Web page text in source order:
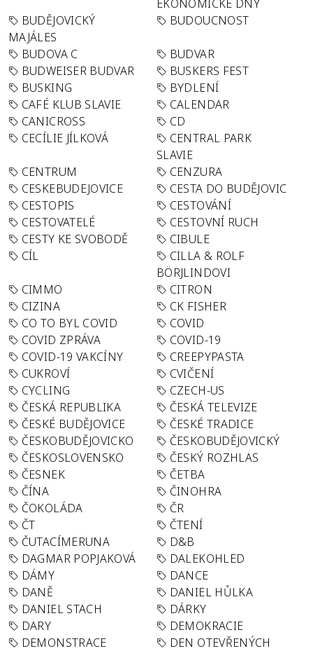
EKONOMICKÉ DNY
BUDĚJOVICKÝ
MAJÁLES
BUDOUCNOST
BUDOVA C
BUDVAR
BUDWEISER BUDVAR
BUSKERS FEST
BUSKING
BYDLENÍ
CAFÉ KLUB SLAVIE
CALENDAR
CANICROSS
CD
CECÍLIE JÍLKOVÁ
CENTRAL PARK
SLAVIE
CENTRUM
CENZURA
CESKEBUDEJOVICE
CESTA DO BUDĚJOVIC
CESTOPIS
CESTOVÁNÍ
CESTOVATELÉ
CESTOVNÍ RUCH
CESTY KE SVOBODĚ
CIBULE
CÍL
CILLA & ROLF
BÖRJLINDOVI
CIMMO
CITRON
CIZINA
CK FISHER
CO TO BYL COVID
COVID
COVID ZPRÁVA
COVID-19
COVID-19 VAKCÍNY
CREEPYPASTA
CUKROVÍ
CVIČENÍ
CYCLING
CZECH-US
ČESKÁ REPUBLIKA
ČESKÁ TELEVIZE
ČESKÉ BUDĚJOVICE
ČESKÉ TRADICE
ČESKOBUDĚJOVICKO
ČESKOBUDĚJOVICKÝ
ČESKOSLOVENSKO
ČESKÝ ROZHLAS
ČESNEK
ČETBA
ČÍNA
ČINOHRA
ČOKOLÁDA
ČR
ČT
ČTENÍ
ČUTACÍMERUNA
D&B
DAGMAR POPJAKOVÁ
DALEKOHLED
DÁMY
DANCE
DANĚ
DANIEL HŮLKA
DANIEL STACH
DÁRKY
DARY
DEMOKRACIE
DEMONSTRACE
DEN OTEVŘENÝCH